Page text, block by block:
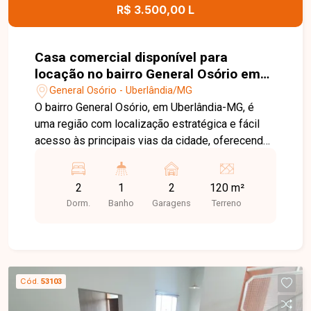
R$ 3.500,00 L
Casa comercial disponível para
locação no bairro General Osório em
Uberlândia-MG
General Osório - Uberlândia/MG
O bairro General Osório, em Uberlândia-MG, é
uma região com localização estratégica e fácil
acesso às principais vias da cidade, oferecendo
proximidade com comércios, serviços e outros
estabelecimentos torna a região uma excelente
opção para instalação de atividades comerciais.
possui Habite-se, proporcionando mais
segurança e regularidade para utilização
comercial. Entre em contato para mais
2
Dorm.
1
Banho
2
Garagens
120 m²
Terreno
Cód. 53103